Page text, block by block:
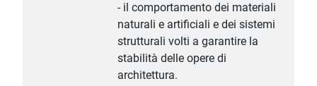
- il comportamento dei materiali
naturali e artificiali e dei sistemi
strutturali volti a garantire la
stabilità delle opere di
architettura.